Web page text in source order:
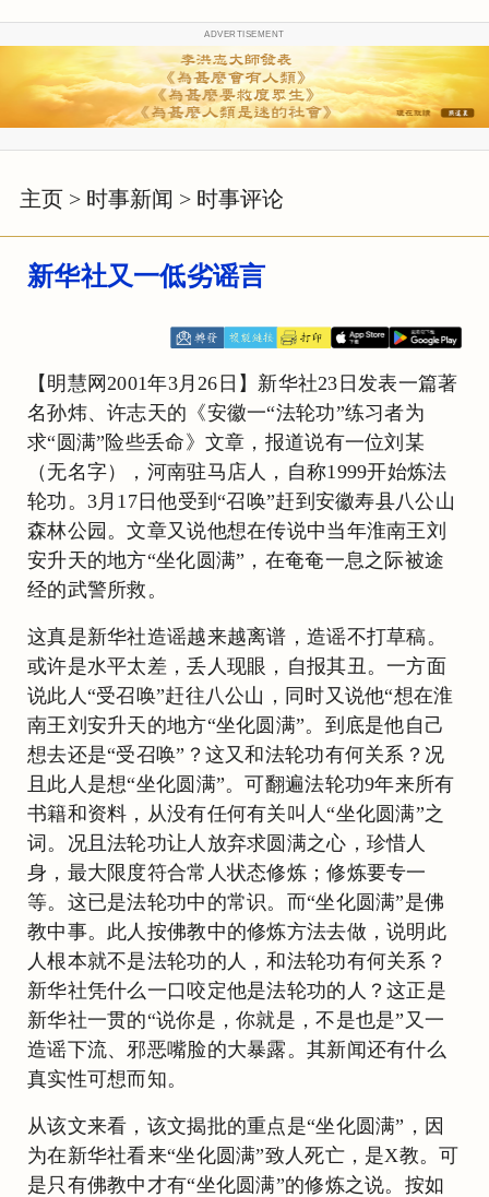
ADVERTISEMENT
主页 > 时事新闻 > 时事评论
新华社又一低劣谣言
【明慧网2001年3月26日】新华社23日发表一篇著
名孙炜、许志天的《安徽一“法轮功”练习者为
求“圆满”险些丢命》文章，报道说有一位刘某
（无名字），河南驻马店人，自称1999开始炼法
轮功。3月17日他受到“召唤”赶到安徽寿县八公山
森林公园。文章又说他想在传说中当年淮南王刘
安升天的地方“坐化圆满”，在奄奄一息之际被途
经的武警所救。
这真是新华社造谣越来越离谱，造谣不打草稿。
或许是水平太差，丢人现眼，自报其丑。一方面
说此人“受召唤”赶往八公山，同时又说他“想在淮
南王刘安升天的地方“坐化圆满”。到底是他自己
想去还是“受召唤”？这又和法轮功有何关系？况
且此人是想“坐化圆满”。可翻遍法轮功9年来所有
书籍和资料，从没有任何有关叫人“坐化圆满”之
词。况且法轮功让人放弃求圆满之心，珍惜人
身，最大限度符合常人状态修炼；修炼要专一
等。这已是法轮功中的常识。而“坐化圆满”是佛
教中事。此人按佛教中的修炼方法去做，说明此
人根本就不是法轮功的人，和法轮功有何关系？
新华社凭什么一口咬定他是法轮功的人？这正是
新华社一贯的“说你是，你就是，不是也是”又一
造谣下流、邪恶嘴脸的大暴露。其新闻还有什么
真实性可想而知。
从该文来看，该文揭批的重点是“坐化圆满”，因
为在新华社看来“坐化圆满”致人死亡，是X教。可
是只有佛教中才有“坐化圆满”的修炼之说。按如